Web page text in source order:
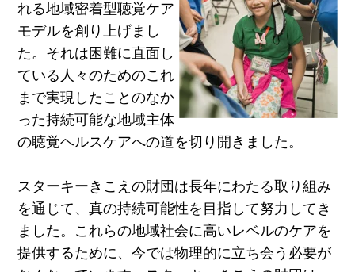
れる地域密着型聴覚ケア
モデルを創り上げまし
た。それは困難に直面し
ている人々のためのこれ
まで実現したことのなか
った持続可能な地域主体
の聴覚ヘルスケアへの道を切り開きました。
スターキーきこえの財団は長年にわたる取り組み
を通じて、真の持続可能性を目指して努力してき
ました。これらの地域社会に高いレベルのケアを
提供するために、今では物理的に立ち会う必要が